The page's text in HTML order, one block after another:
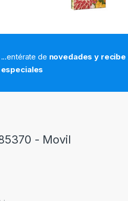
...entérate de novedades y
especiales
- Movil